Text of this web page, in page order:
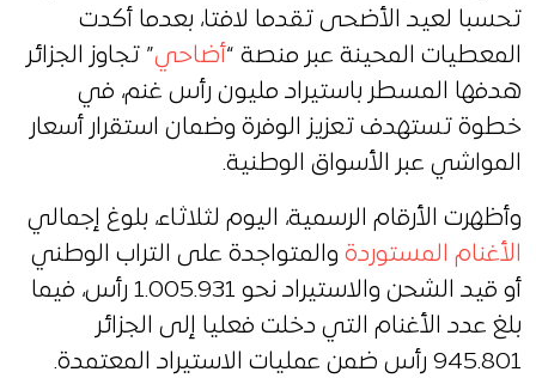
تحسبا لعيد الأضحى تقدما لافتا، بعدما أكدت
المعطيات المحينة عبر منصة “أضاحي” تجاوز الجزائر
هدفها المسطر باستيراد مليون رأس غنم، في
خطوة تستهدف تعزيز الوفرة وضمان استقرار أسعار
المواشي عبر الأسواق الوطنية.
وأظهرت الأرقام الرسمية، اليوم لثلاثاء، بلوغ إجمالي
الأغنام المستوردة والمتواجدة على التراب الوطني
أو قيد الشحن والاستيراد نحو 1.005.931 رأس، فيما
بلغ عدد الأغنام التي دخلت فعليا إلى الجزائر
945.801 رأس ضمن عمليات الاستيراد المعتمدة.